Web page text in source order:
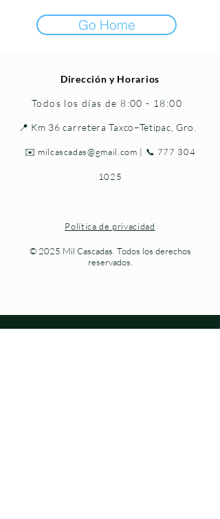
Go Home
Dirección y Horarios
Todos los días de 8:00 - 18:00
📍 Km 36 carretera Taxco–Tetipac, Gro.
✉️ milcascadas@gmail.com | 📞 777 304
1025
Política de privacidad
© 2025 Mil Cascadas. Todos los derechos
reservados.